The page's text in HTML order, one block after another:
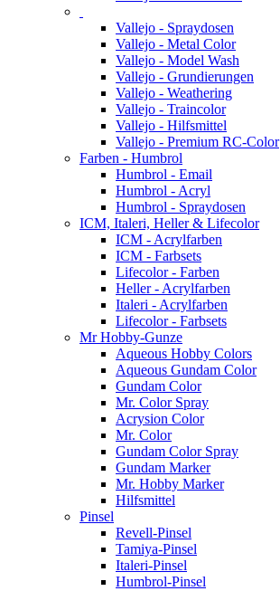
Vallejo - Spraydosen
Vallejo - Metal Color
Vallejo - Model Wash
Vallejo - Grundierungen
Vallejo - Weathering
Vallejo - Traincolor
Vallejo - Hilfsmittel
Vallejo - Premium RC-Color
Farben - Humbrol
Humbrol - Email
Humbrol - Acryl
Humbrol - Spraydosen
ICM, Italeri, Heller & Lifecolor
ICM - Acrylfarben
ICM - Farbsets
Lifecolor - Farben
Heller - Acrylfarben
Italeri - Acrylfarben
Lifecolor - Farbsets
Mr Hobby-Gunze
Aqueous Hobby Colors
Aqueous Gundam Color
Gundam Color
Mr. Color Spray
Acrysion Color
Mr. Color
Gundam Color Spray
Gundam Marker
Mr. Hobby Marker
Hilfsmittel
Pinsel
Revell-Pinsel
Tamiya-Pinsel
Italeri-Pinsel
Humbrol-Pinsel